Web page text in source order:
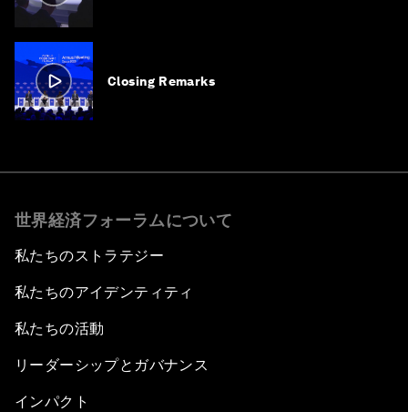
Closing Remarks
世界経済フォーラムについて
私たちのストラテジー
私たちのアイデンティティ
私たちの活動
リーダーシップとガバナンス
インパクト